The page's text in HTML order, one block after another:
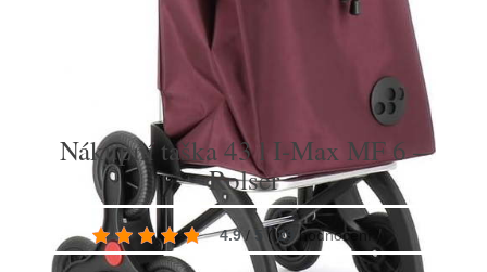
Nákupní taška 43 l I-Max MF 6 –
Rolser
4.9 / 5 ( 29 hodnocení )